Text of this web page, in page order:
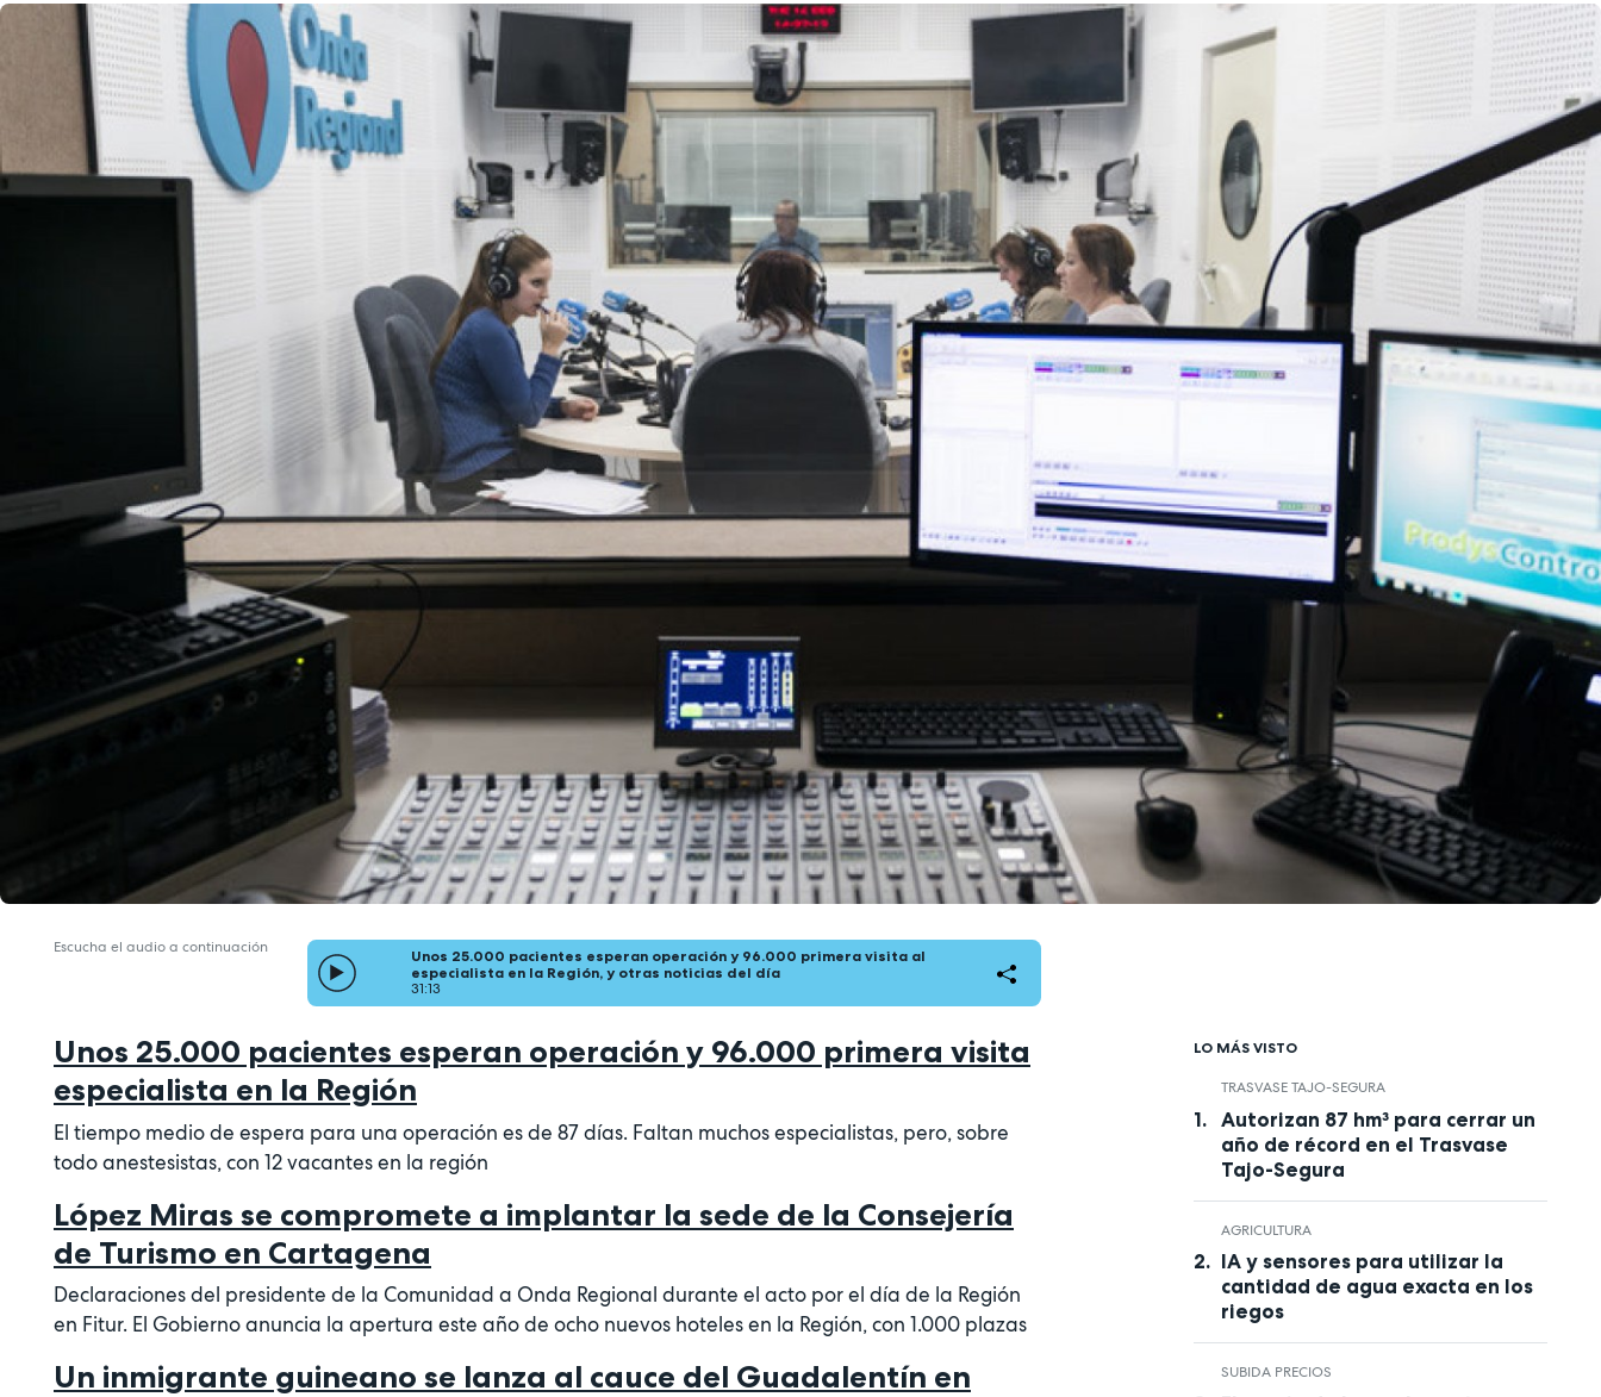
Escucha el audio a continuación
Unos 25.000 pacientes esperan operación y 96.000 primera visita al
especialista en la Región, y otras noticias del día
31:13
Unos 25.000 pacientes esperan operación y 96.000 primera visita
especialista en la Región
El tiempo medio de espera para una operación es de 87 días. Faltan muchos especialistas, pero, sobre
todo anestesistas, con 12 vacantes en la región
López Miras se compromete a implantar la sede de la Consejería
de Turismo en Cartagena
Declaraciones del presidente de la Comunidad a Onda Regional durante el acto por el día de la Región
en Fitur. El Gobierno anuncia la apertura este año de ocho nuevos hoteles en la Región, con 1.000 plazas
Un inmigrante guineano se lanza al cauce del Guadalentín en
LO MÁS VISTO
TRASVASE TAJO-SEGURA
Autorizan 87 hm³ para cerrar un
año de récord en el Trasvase
Tajo-Segura
AGRICULTURA
IA y sensores para utilizar la
cantidad de agua exacta en los
riegos
SUBIDA PRECIOS